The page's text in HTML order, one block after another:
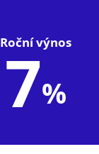
Roční výnos
7%